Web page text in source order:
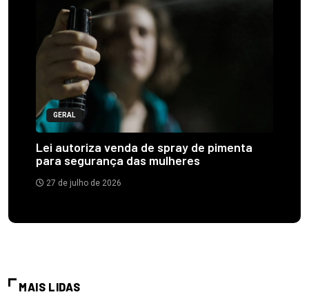
GERAL
Lei autoriza venda de spray de pimenta
para segurança das mulheres
27 de julho de 2026
MAIS LIDAS